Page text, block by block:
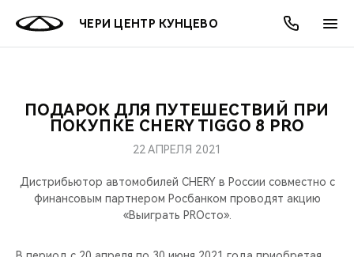
ЧЕРИ ЦЕНТР КУНЦЕВО
МОДЕЛИ
КРОССОВЕРЫ
СЕДАНЫ
ПОКУПАТЕЛЯМ
КРЕДИТ И СТРАХОВАНИЕ
ВЛАДЕЛЬЦАМ
ЗАПЧАСТИ И АКСЕССУАРЫ
МИР CHERY
О БРЕНДЕ
АКЦИИ
ОНЛАЙН СЕРВИСЫ
КРЕДИТ
О КОМПАНИИ
МЫ В СОЦСЕТЯХ
ПОДАРОК ДЛЯ ПУТЕШЕСТВИЙ ПРИ
ПОКУПКЕ CHERY TIGGO 8 PRO
22 АПРЕЛЯ 2021
Дистрибьютор автомобилей CHERY в России совместно с
финансовым партнером Росбанком проводят акцию
«Выиграть PROсто».